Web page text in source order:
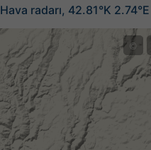
Hava radarı, 42.81°K 2.74°E
©